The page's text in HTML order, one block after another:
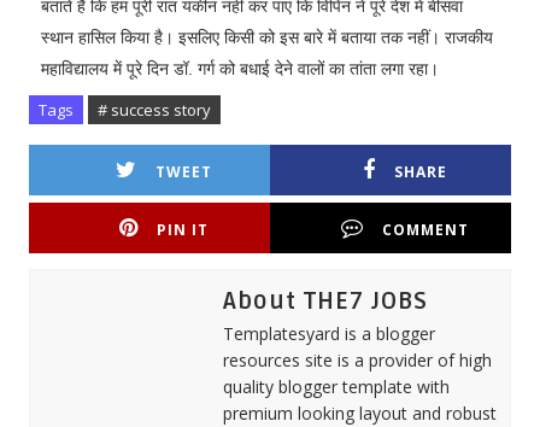
बताते हैं कि हम पूरी रात यकीन नहीं कर पाए कि विपिन ने पूरे देश में बीसवां
स्थान हासिल किया है। इसलिए किसी को इस बारे में बताया तक नहीं। राजकीय
महाविद्यालय में पूरे दिन डॉ. गर्ग को बधाई देने वालों का तांता लगा रहा।
Tags # success story
TWEET SHARE
PIN IT COMMENT
About THE7 JOBS
Templatesyard is a blogger
resources site is a provider of high
quality blogger template with
premium looking layout and robust